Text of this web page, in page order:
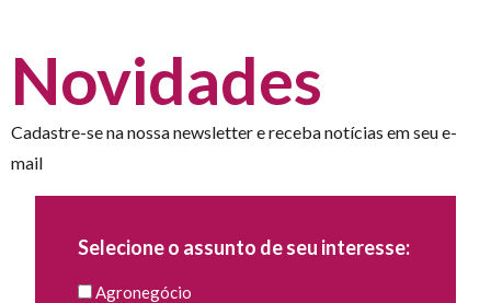
Novidades
Cadastre-se na nossa newsletter e receba notícias em seu e-
mail
Selecione o assunto de seu interesse:
Agronegócio